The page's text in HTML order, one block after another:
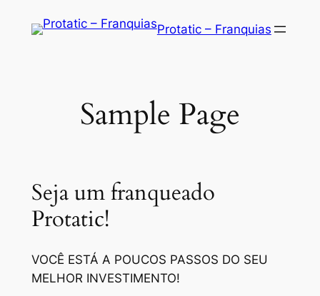
Protatic – Franquias
Sample Page
Seja um franqueado
Protatic!
VOCÊ ESTÁ A POUCOS PASSOS DO SEU
MELHOR INVESTIMENTO!